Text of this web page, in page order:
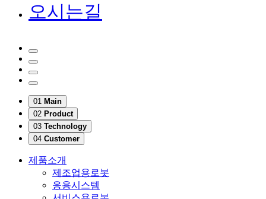
오시는길
01 Main
02 Product
03 Technology
04 Customer
제품소개
제조업용로봇
응용시스템